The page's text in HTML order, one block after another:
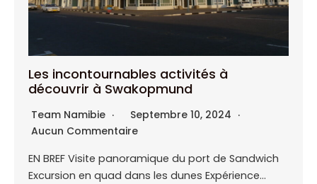
Les incontournables activités à
découvrir à Swakopmund
Team Namibie
Septembre 10, 2024
Aucun Commentaire
EN BREF Visite panoramique du port de Sandwich
Excursion en quad dans les dunes Expérience…